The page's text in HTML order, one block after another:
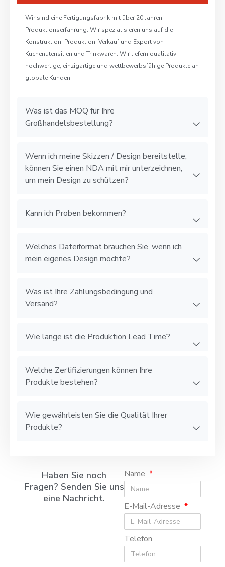
Wir sind eine Fertigungsfabrik mit über 20 Jahren
Produktionserfahrung. Wir spezialisieren uns auf die
Konstruktion, Produktion, Verkauf und Export von
Küchenutensilien und Trinkwaren. Wir liefern qualitativ
hochwertige, einzigartige und wettbewerbsfähige Produkte an
globale Kunden.
Was ist das MOQ für Ihre
Großhandelsbestellung?
Wenn ich meine Skizzen / Design bereitstelle,
können Sie einen NDA mit mir unterzeichnen,
um mein Design zu schützen?
Kann ich Proben bekommen?
Welches Dateiformat brauchen Sie, wenn ich
mein eigenes Design möchte?
Was ist Ihre Zahlungsbedingung und
Versand?
Wie lange ist die Produktion Lead Time?
Welche Zertifizierungen können Ihre
Produkte bestehen?
Wie gewährleisten Sie die Qualität Ihrer
Produkte?
Haben Sie noch
Fragen? Senden Sie uns
eine Nachricht.
Name
E-Mail-Adresse
Telefon